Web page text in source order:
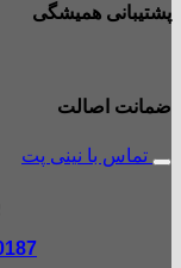
پشتیبانی همیشگی
ضمانت اصالت
تماس با نینی پت